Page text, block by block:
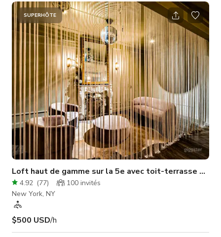
SUPERHÔTE
Loft haut de gamme sur la 5e avec toit-terrasse privé
4.92 (77) 100 invités
New York, NY
$500 USD/h